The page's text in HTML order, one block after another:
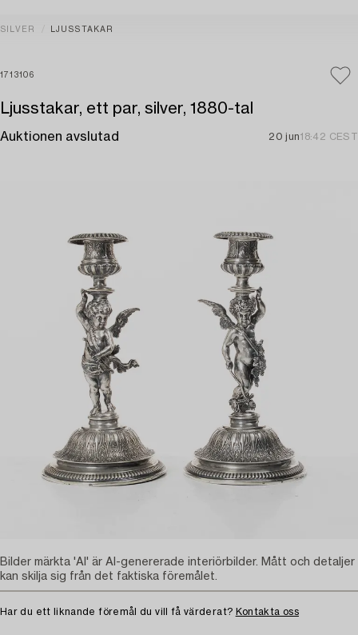
SILVER LJUSSTAKAR
1713106
Ljusstakar, ett par, silver, 1880-tal
Auktionen avslutad 20 jun18:42 CEST
Har du ett liknande föremål du vill få värderat? Kontakta oss
Bilder märkta 'AI' är AI-genererade interiörbilder. Mått och detaljer
kan skilja sig från det faktiska föremålet.